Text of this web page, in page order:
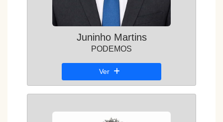
Juninho Martins
PODEMOS
Ver